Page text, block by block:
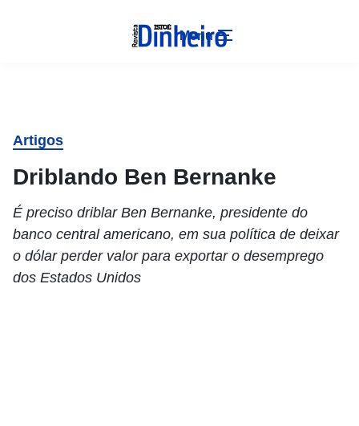
Menu
Artigos
Driblando Ben Bernanke
É preciso driblar Ben Bernanke, presidente do
banco central americano, em sua política de deixar
o dólar perder valor para exportar o desemprego
dos Estados Unidos